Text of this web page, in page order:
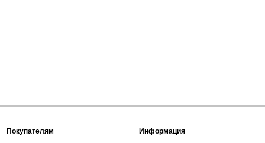
Покупателям Информация